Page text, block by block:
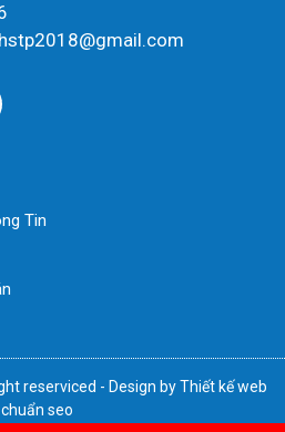
Tin
reserviced - Design byThiết kế web
chuẩn seo